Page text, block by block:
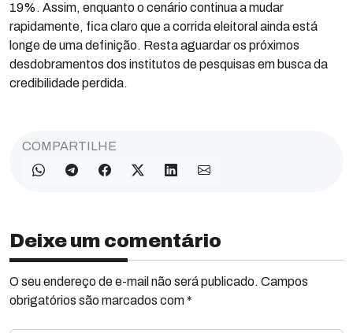
19%. Assim, enquanto o cenário continua a mudar
rapidamente, fica claro que a corrida eleitoral ainda está
longe de uma definição. Resta aguardar os próximos
desdobramentos dos institutos de pesquisas em busca da
credibilidade perdida.
COMPARTILHE
Deixe um comentário
O seu endereço de e-mail não será publicado. Campos
obrigatórios são marcados com *